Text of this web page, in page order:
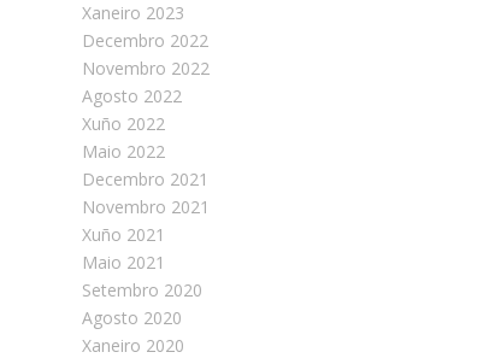
Xaneiro 2023
Decembro 2022
Novembro 2022
Agosto 2022
Xuño 2022
Maio 2022
Decembro 2021
Novembro 2021
Xuño 2021
Maio 2021
Setembro 2020
Agosto 2020
Xaneiro 2020